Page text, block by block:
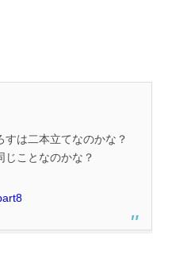
は二本立てなのかな？
じことなのかな？